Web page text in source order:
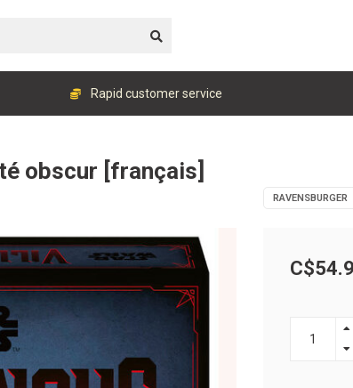
Rapid customer service
obscur [français]
RAVENSBURGER